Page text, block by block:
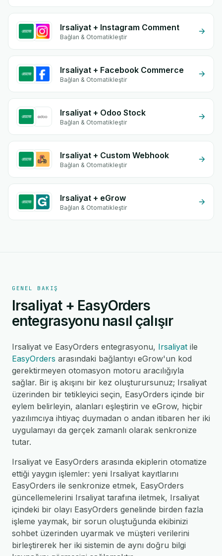
Irsaliyat + Instagram Comment
Bağlan & Otomatikleştir
Irsaliyat + Facebook Commerce
Bağlan & Otomatikleştir
Irsaliyat + Odoo Stock
Bağlan & Otomatikleştir
Irsaliyat + Custom Webhook
Bağlan & Otomatikleştir
Irsaliyat + eGrow
Bağlan & Otomatikleştir
GENEL BAKIŞ
Irsaliyat + EasyOrders
entegrasyonu nasıl çalışır
Irsaliyat ve EasyOrders entegrasyonu, Irsaliyat ile
EasyOrders arasındaki bağlantıyı eGrow'un kod
gerektirmeyen otomasyon motoru aracılığıyla
sağlar. Bir iş akışını bir kez oluşturursunuz; Irsaliyat
üzerinden bir tetikleyici seçin, EasyOrders içinde bir
eylem belirleyin, alanları eşleştirin ve eGrow, hiçbir
yazılımcıya ihtiyaç duymadan o andan itibaren her iki
uygulamayı da gerçek zamanlı olarak senkronize
tutar.
Irsaliyat ve EasyOrders arasında ekiplerin otomatize
ettiği yaygın işlemler: yeni Irsaliyat kayıtlarını
EasyOrders ile senkronize etmek, EasyOrders
güncellemelerini Irsaliyat tarafına iletmek, Irsaliyat
içindeki bir olayı EasyOrders genelinde birden fazla
işleme yaymak, bir sorun oluştuğunda ekibinizi
sohbet üzerinden uyarmak ve müşteri verilerini
birleştirerek her iki sistemin de aynı doğru bilgi